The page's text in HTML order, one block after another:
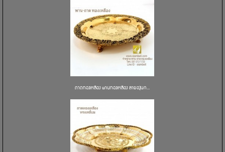
ถาดทองเหลือง พานทองเหลือง ลายองุ่นก...